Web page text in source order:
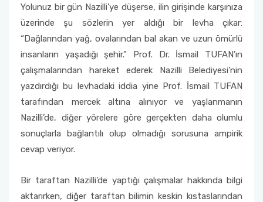
Yolunuz bir gün Nazilli’ye düşerse, ilin girişinde karşınıza
üzerinde şu sözlerin yer aldığı bir levha çıkar:
“Dağlarından yağ, ovalarından bal akan ve uzun ömürlü
insanların yaşadığı şehir.” Prof. Dr. İsmail TUFAN’ın
çalışmalarından hareket ederek Nazilli Belediyesi’nin
yazdırdığı bu levhadaki iddia yine Prof. İsmail TUFAN
tarafından mercek altına alınıyor ve yaşlanmanın
Nazilli’de, diğer yörelere göre gerçekten daha olumlu
sonuçlarla bağlantılı olup olmadığı sorusuna ampirik
cevap veriyor.
Bir taraftan Nazilli’de yaptığı çalışmalar hakkında bilgi
aktarırken, diğer taraftan bilimin keskin kıstaslarından